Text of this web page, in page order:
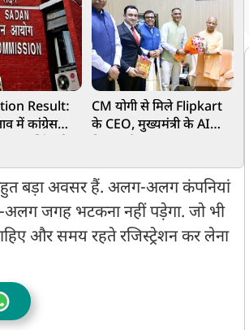
Result:
में कांग्रेस
वोटों से
CM योगी से मिले Flipkart
के CEO, मुख्यमंत्री के AI
भागीदार बनेगी कंपनी
बड़ा अवसर हैं. अलग-अलग कंपनियां
अलग जगह भटकना नहीं पड़ेगा. जो भी
और समय रहते रजिस्ट्रेशन कर लेना